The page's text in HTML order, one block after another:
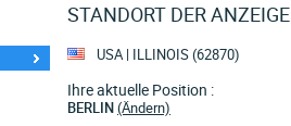
STANDORT DER ANZEIGE
USA | ILLINOIS (62870)
Ihre aktuelle Position :
BERLIN(Ändern)